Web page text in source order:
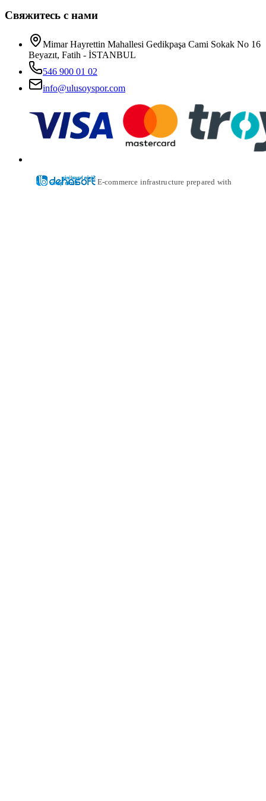
Свяжитесь с нами
Mimar Hayrettin Mahallesi Gedikpaşa Cami Sokak No 16
Beyazıt, Fatih - İSTANBUL
546 900 01 02
info@ulusoyspor.com
E-commerce infrastructure prepared with